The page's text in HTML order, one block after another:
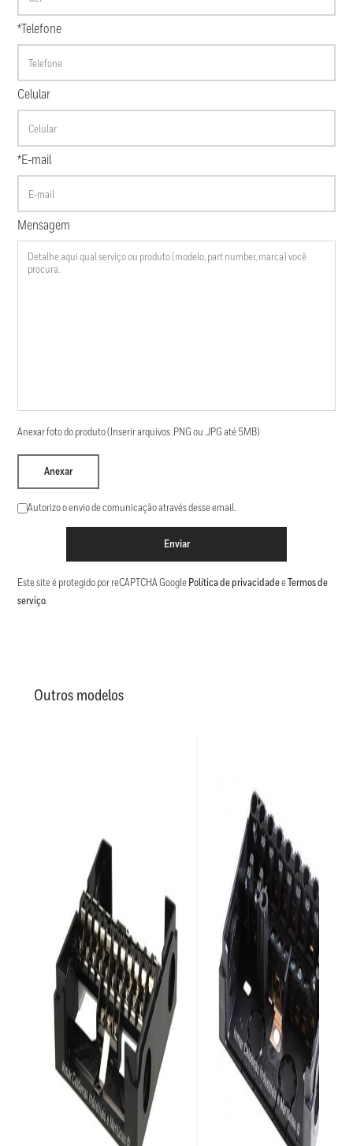
*Telefone
Celular
*E-mail
Mensagem
Anexar foto do produto (Inserir arquivos .PNG ou .JPG até 5MB)
Anexar
Autorizo o envio de comunicação através desse email.
Enviar
Este site é protegido por reCAPTCHA Google Política de privacidadee Termos de
serviço.
Outros modelos